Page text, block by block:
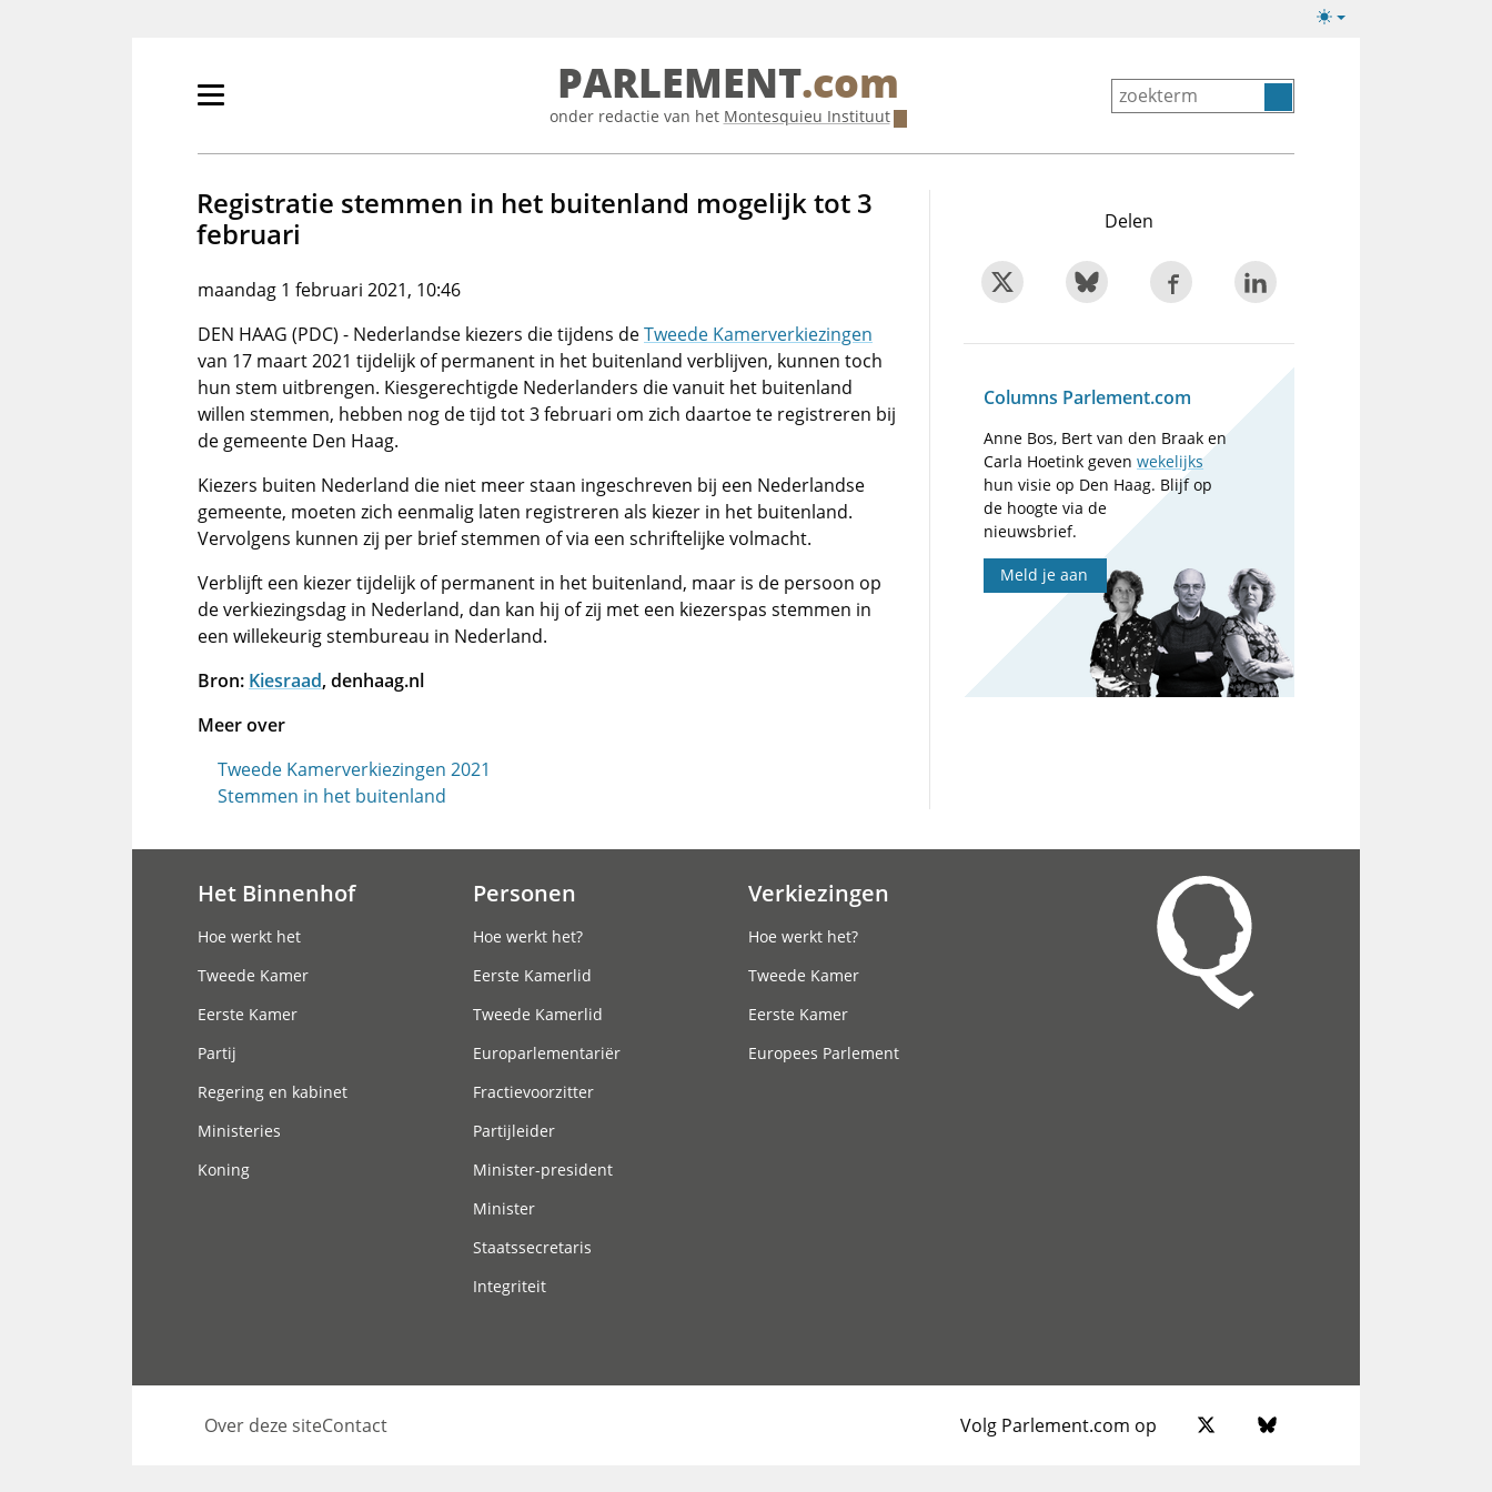
Lichte/donkere
Primair
tonen/verbergen
PARLEMENT.com
onder redactie van het Montesquieu Instituut
Registratie stemmen in het buitenland mogelijk tot 3
februari
maandag 1 februari 2021, 10:46
DEN HAAG (PDC) - Nederlandse kiezers die tijdens deTweede Kamerverkiezingen
van 17 maart 2021 tijdelijk of permanent in het buitenland verblijven, kunnen toch
hun stem uitbrengen. Kiesgerechtigde Nederlanders die vanuit het buitenland
willen stemmen, hebben nog de tijd tot 3 februari om zich daartoe te registreren bij
de gemeente Den Haag.
Kiezers buiten Nederland die niet meer staan ingeschreven bij een Nederlandse
gemeente, moeten zich eenmalig laten registreren als kiezer in het buitenland.
Vervolgens kunnen zij per brief stemmen of via een schriftelijke volmacht.
Verblijft een kiezer tijdelijk of permanent in het buitenland, maar is de persoon op
de verkiezingsdag in Nederland, dan kan hij of zij met een kiezerspas stemmen in
een willekeurig stembureau in Nederland.
Bron: Kiesraad, denhaag.nl
Meer over
Tweede Kamerverkiezingen 2021
Stemmen in het buitenland
Delen
Columns Parlement.com
Anne Bos, Bert van den Braak en
Carla Hoetink gevenwekelijks
hun visie op Den Haag. Blijf op
de hoogte via de
nieuwsbrief.
Meld je aan
Het Binnenhof
Hoe werkt het
Tweede Kamer
Eerste Kamer
Partij
Regering en kabinet
Ministeries
Koning
Personen
Hoe werkt het?
Eerste Kamerlid
Tweede Kamerlid
Europarlementariër
Fractievoorzitter
Partijleider
Minister-president
Minister
Staatssecretaris
Integriteit
Verkiezingen
Hoe werkt het?
Tweede Kamer
Eerste Kamer
Europees Parlement
Over deze siteContact Volg Parlement.com op